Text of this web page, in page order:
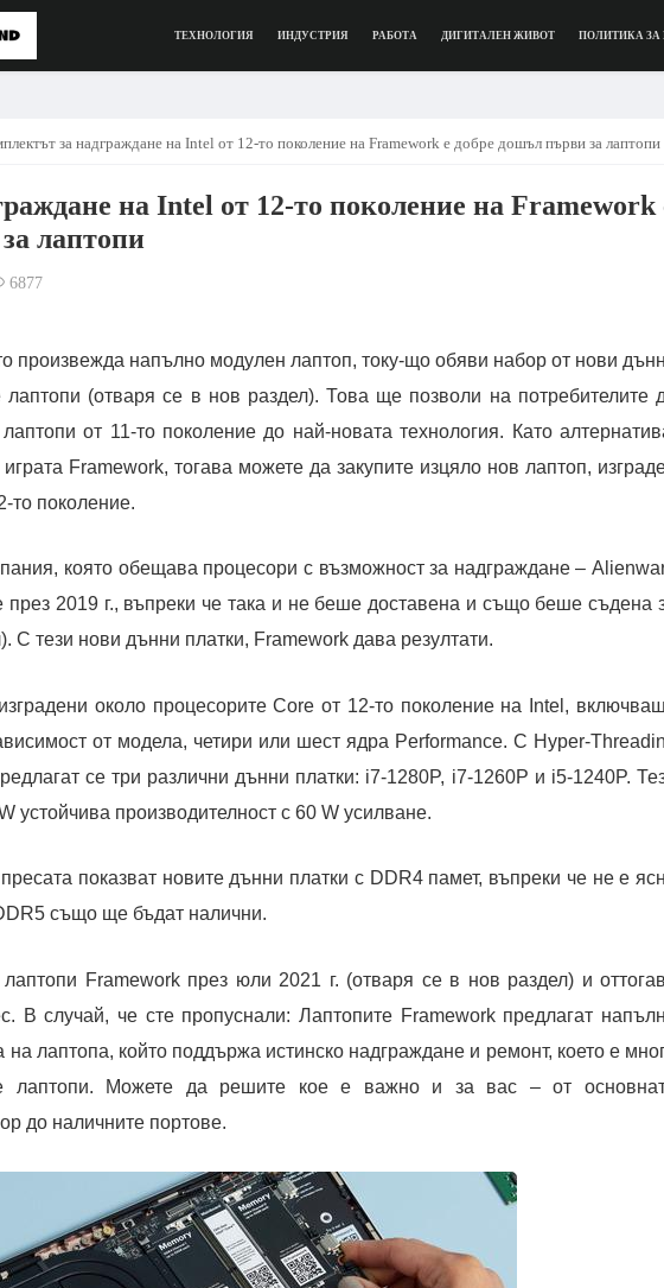
ТЕХНОЛОГИЯ ИНДУСТРИЯ РАБОТА ДИГИТАЛЕН ЖИВОТ ПОЛИТИКА ЗА
за надграждане на Intel от 12-то поколение на Framework е добре дошъл първи за лаптопи
на Intel от 12-то поколение на Framework
лаптопи
6877
произвежда напълно модулен лаптоп, току-що обяви набор от нови
лаптопи (отваря се в нов раздел). Това ще позволи на потребителите
от 11-то поколение до най-новата технология. Като
Framework, тогава можете да закупите изцяло нов лаптоп,
то поколение.
която обещава процесори с възможност за надграждане –
2019 г., въпреки че така и не беше доставена и също беше съдена
С тези нови дънни платки, Framework дава резултати.
около процесорите Core от 12-то поколение на Intel,
от модела, четири или шест ядра Performance. С Hyper-
се три различни дънни платки: i7-1280P, i7-1260P и i5-1240P.
устойчива производителност с 60 W усилване.
показват новите дънни платки с DDR4 памет, въпреки че не е
също ще бъдат налични.
Framework през юли 2021 г. (отваря се в нов раздел) и
В случай, че сте пропуснали: Лаптопите Framework предлагат
лаптопа, който поддържа истинско надграждане и ремонт, което е
лаптопи. Можете да решите кое е важно и за вас – от
до наличните портове.